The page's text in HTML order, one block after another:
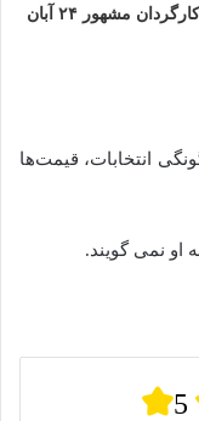
درگذشت رجبعلی عبادی کارگردان مشهور ۲۴ آبان
انتخابات، قیمت‌ها
او نمی‌ گویند.
5